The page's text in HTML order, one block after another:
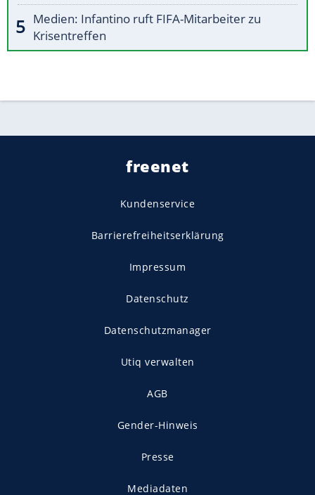
Medien: Infantino ruft FIFA-Mitarbeiter zu
Krisentreffen
freenet
Kundenservice
Barrierefreiheitserklärung
Impressum
Datenschutz
Datenschutzmanager
Utiq verwalten
AGB
Gender-Hinweis
Presse
Mediadaten